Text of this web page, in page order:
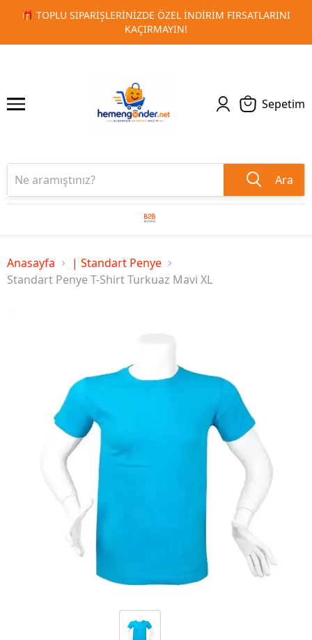
🚀 KURUMSAL PROMOSYON VE MATBAA
TESLIMAT!
1 2
Sepetim
Ara
Anasayfa
| Standart Penye
Standart Penye T-Shirt Turkuaz Mavi XL